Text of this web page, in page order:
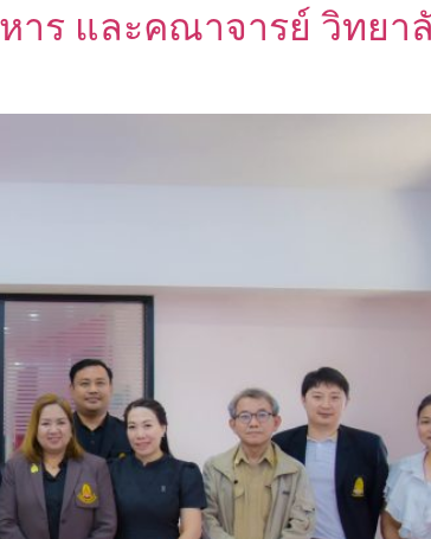
าร และคณาจารย์ วิทยา